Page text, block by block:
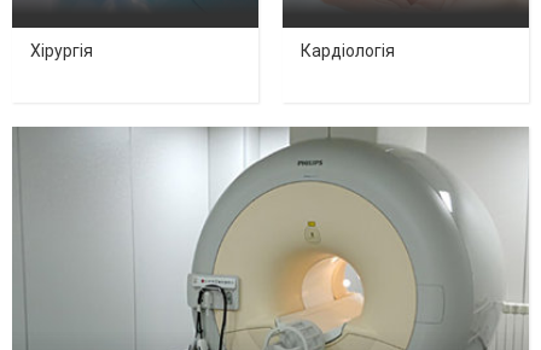
Хірургія Кардіологія